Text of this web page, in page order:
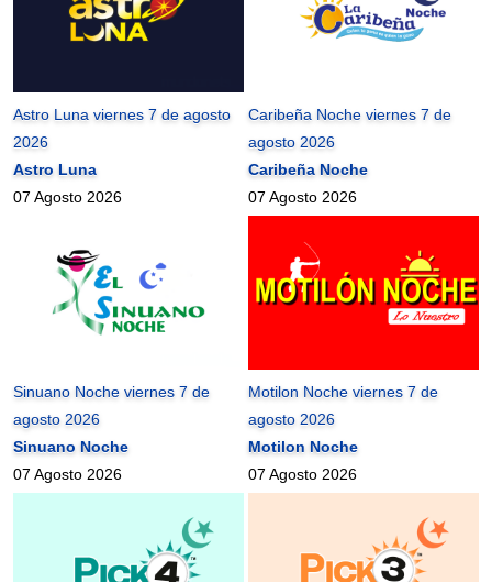
Astro Luna viernes 7 de agosto
2026
Astro Luna
07 Agosto 2026
Caribeña Noche viernes 7 de
agosto 2026
Caribeña Noche
07 Agosto 2026
Sinuano Noche viernes 7 de
agosto 2026
Sinuano Noche
07 Agosto 2026
Motilon Noche viernes 7 de
agosto 2026
Motilon Noche
07 Agosto 2026